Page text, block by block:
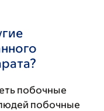
побочные
побочные